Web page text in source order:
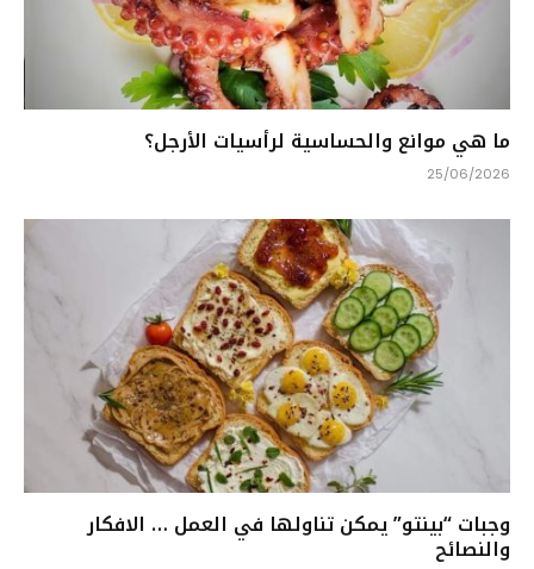
ما هي موانع والحساسية لرأسيات الأرجل؟
25/06/2026
وجبات “بينتو” يمكن تناولها في العمل … الافكار
والنصائح